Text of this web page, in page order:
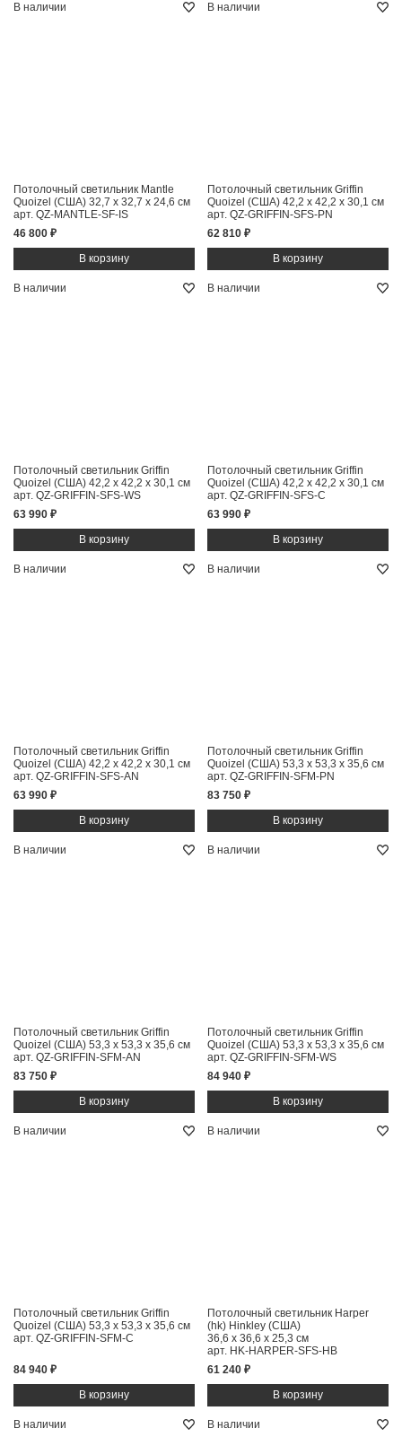
В наличии
Потолочный светильник Mantle
Quoizel (США) 32,7 x 32,7 x 24,6 см
арт. QZ-MANTLE-SF-IS
46 800 ₽
В наличии
Потолочный светильник Griffin
Quoizel (США) 42,2 x 42,2 x 30,1 см
арт. QZ-GRIFFIN-SFS-PN
62 810 ₽
В наличии
Потолочный светильник Griffin
Quoizel (США) 42,2 x 42,2 x 30,1 см
арт. QZ-GRIFFIN-SFS-WS
63 990 ₽
В наличии
Потолочный светильник Griffin
Quoizel (США) 42,2 x 42,2 x 30,1 см
арт. QZ-GRIFFIN-SFS-C
63 990 ₽
В наличии
Потолочный светильник Griffin
Quoizel (США) 42,2 x 42,2 x 30,1 см
арт. QZ-GRIFFIN-SFS-AN
63 990 ₽
В наличии
Потолочный светильник Griffin
Quoizel (США) 53,3 x 53,3 x 35,6 см
арт. QZ-GRIFFIN-SFM-PN
83 750 ₽
В наличии
Потолочный светильник Griffin
Quoizel (США) 53,3 x 53,3 x 35,6 см
арт. QZ-GRIFFIN-SFM-AN
83 750 ₽
В наличии
Потолочный светильник Griffin
Quoizel (США) 53,3 x 53,3 x 35,6 см
арт. QZ-GRIFFIN-SFM-WS
84 940 ₽
В наличии
Потолочный светильник Griffin
Quoizel (США) 53,3 x 53,3 x 35,6 см
арт. QZ-GRIFFIN-SFM-C
84 940 ₽
В наличии
Потолочный светильник Harper
(hk) Hinkley (США)
36,6 x 36,6 x 25,3 см
арт. HK-HARPER-SFS-HB
61 240 ₽
В наличии В наличии